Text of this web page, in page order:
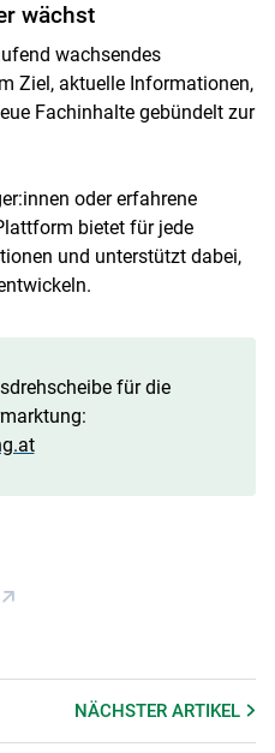
wächst
wachsendes
Ziel, aktuelle Informationen,
Fachinhalte gebündelt zur
oder erfahrene
bietet für jede
und unterstützt dabei,
für die
NÄCHSTERARTIKEL